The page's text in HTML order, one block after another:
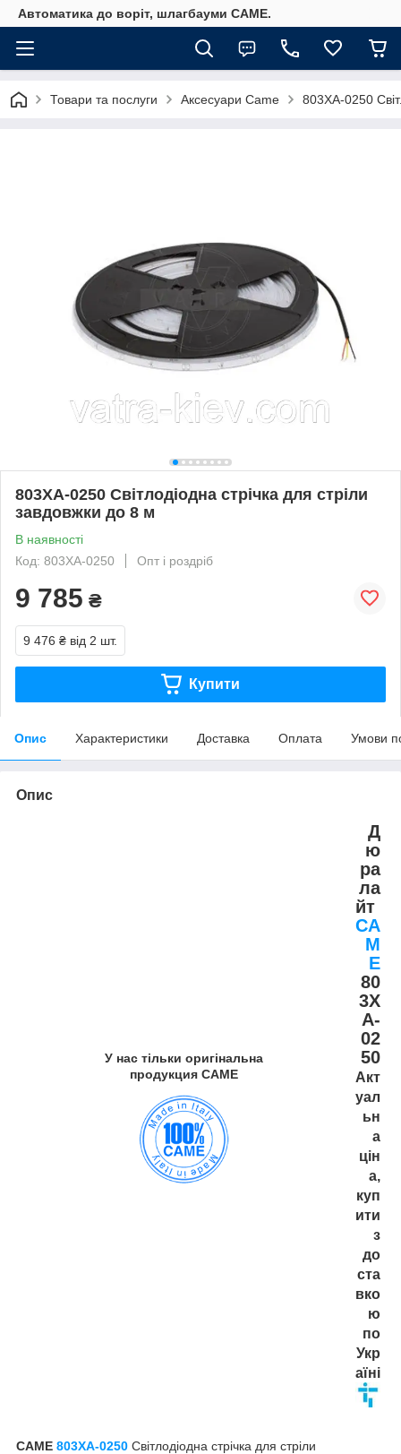
Автоматика до воріт, шлагбауми CAME.
Товари та послуги Аксесуари Came 803XA-0250
803XA-0250 Світлодіодна стрічка для стріли
завдовжки до 8 м
В наявності
Код: 803XA-0250
Опт і роздріб
9 785 ₴
9 476 ₴ від 2 шт.
Купити
Опис Характеристики Доставка Оплата Умови
Опис
У нас тільки оригінальна
продукция САМЕ
Д
ю
ра
ла
йт
CA
M
E
80
3X
A-
02
50
Акт
уал
ьн
а
цін
а,
куп
ити
з
до
ста
вко
ю
по
Укр
аїні
CAME 803XA-0250 Світлодіодна стрічка для стріли